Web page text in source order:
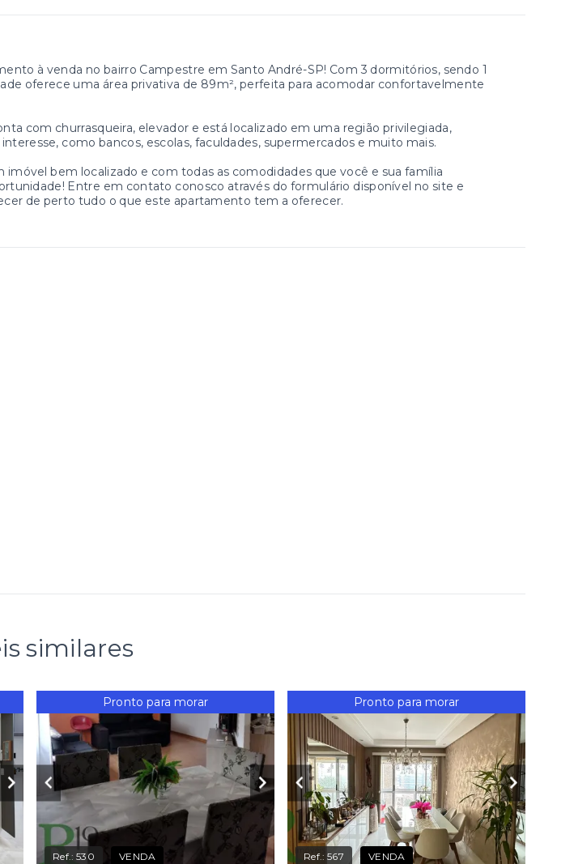
à venda no bairro Campestre em Santo André-SP! Com 3 dormitórios, sendo 1
oferece uma área privativa de 89m², perfeita para acomodar confortavelmente
com churrasqueira, elevador e está localizado em uma região privilegiada,
como bancos, escolas, faculdades, supermercados e muito mais.
imóvel bem localizado e com todas as comodidades que você e sua família
Entre em contato conosco através do formulário disponível no site e
de perto tudo o que este apartamento tem a oferecer.
similares
Pronto para morar
Ref.:530 VENDA
Pronto para morar
Ref.:567 VENDA